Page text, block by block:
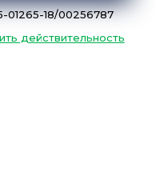
18/00256787
действительность